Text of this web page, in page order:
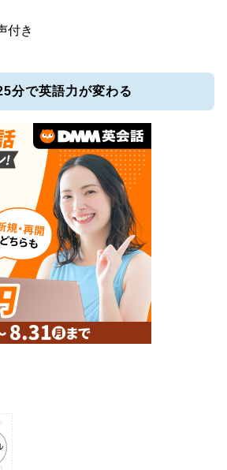
付き
分で英語力が変わる